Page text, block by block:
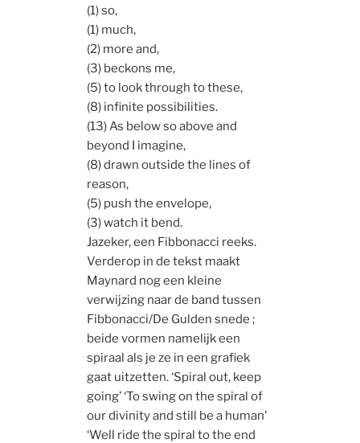
(1) so,
(1) much,
(2) more and,
(3) beckons me,
(5) to look through to these,
(8) infinite possibilities.
(13) As below so above and
beyond I imagine,
(8) drawn outside the lines of
reason,
(5) push the envelope,
(3) watch it bend.
Jazeker, een Fibbonacci reeks.
Verderop in de tekst maakt
Maynard nog een kleine
verwijzing naar de band tussen
Fibbonacci/De Gulden snede ;
beide vormen namelijk een
spiraal als je ze in een grafiek
gaat uitzetten. ‘Spiral out, keep
going’ ‘To swing on the spiral of
our divinity and still be a human’
‘Well ride the spiral to the end